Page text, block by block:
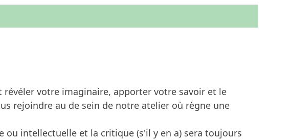
révéler votre imaginaire, apporter votre savoir et le
rejoindre au de sein de notre atelier où règne une
ou intellectuelle et la critique (s'il y en a) sera toujours